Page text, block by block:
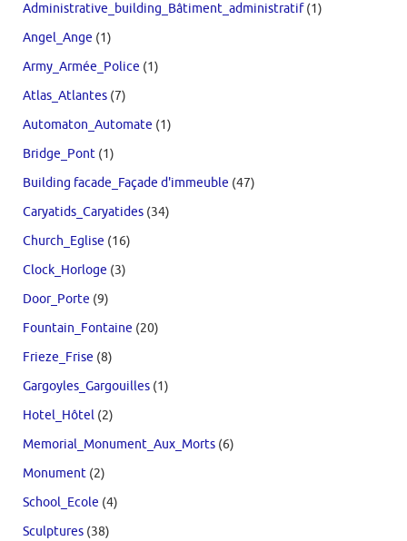
Administrative_building_Bâtiment_administratif(1)
Angel_Ange (1)
Army_Armée_Police (1)
Atlas_Atlantes (7)
Automaton_Automate (1)
Bridge_Pont (1)
Building facade_Façade d'immeuble (47)
Caryatids_Caryatides (34)
Church_Eglise (16)
Clock_Horloge (3)
Door_Porte (9)
Fountain_Fontaine (20)
Frieze_Frise (8)
Gargoyles_Gargouilles (1)
Hotel_Hôtel (2)
Memorial_Monument_Aux_Morts (6)
Monument (2)
School_Ecole (4)
Sculptures (38)